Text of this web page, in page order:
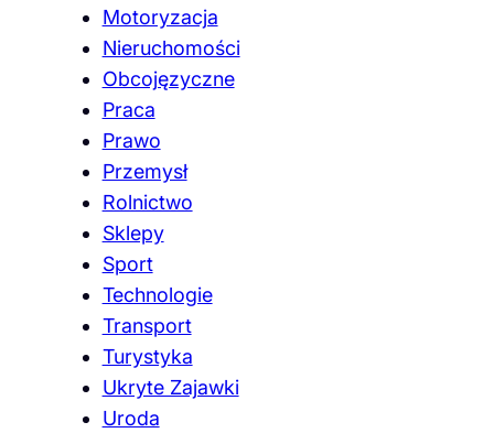
Motoryzacja
Nieruchomości
Obcojęzyczne
Praca
Prawo
Przemysł
Rolnictwo
Sklepy
Sport
Technologie
Transport
Turystyka
Ukryte Zajawki
Uroda